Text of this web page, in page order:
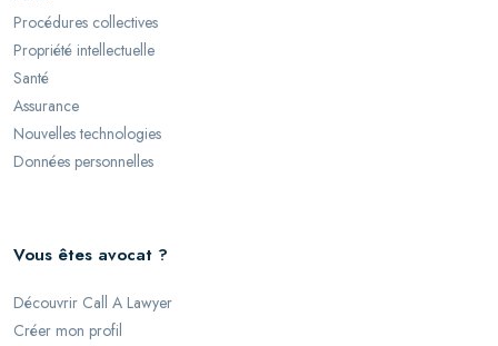
Procédures collectives
Propriété intellectuelle
Santé
Assurance
Nouvelles technologies
Données personnelles
Vous êtes avocat ?
Découvrir Call A Lawyer
Créer mon profil